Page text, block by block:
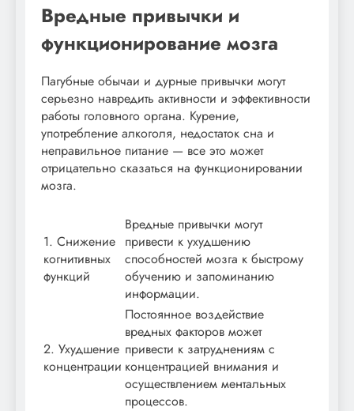
Вредные привычки и
функционирование мозга
Пагубные обычаи и дурные привычки могут
серьезно навредить активности и эффективности
работы головного органа. Курение,
употребление алкоголя, недостаток сна и
неправильное питание — все это может
отрицательно сказаться на функционировании
мозга.
1. Снижение
когнитивных
функций
Вредные привычки могут
привести к ухудшению
способностей мозга к быстрому
обучению и запоминанию
информации.
2. Ухудшение
концентрации
Постоянное воздействие
вредных факторов может
привести к затруднениям с
концентрацией внимания и
осуществлением ментальных
процессов.